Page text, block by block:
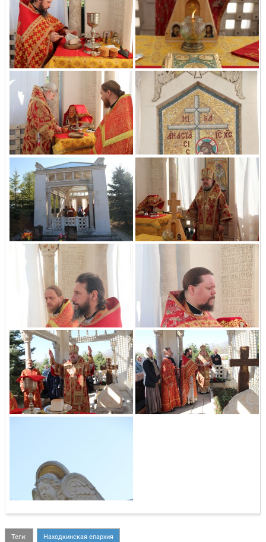
Теги: Находкинская епархия